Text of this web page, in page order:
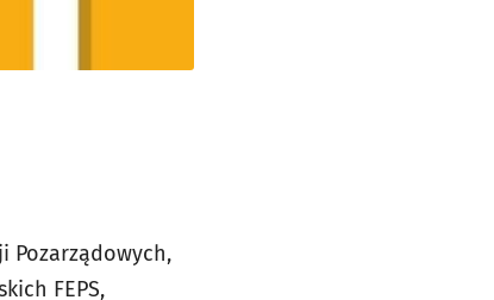
Pozarządowych,
FEPS,